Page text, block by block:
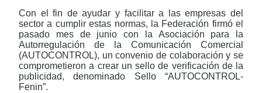
Con el fin de ayudar y facilitar a las empresas del
sector a cumplir estas normas, la Federación firmó el
pasado mes de junio con la Asociación para la
Autorregulación de la Comunicación Comercial
(AUTOCONTROL), un convenio de colaboración y se
comprometieron a crear un sello de verificación de la
publicidad, denominado Sello “AUTOCONTROL-
Fenin”.